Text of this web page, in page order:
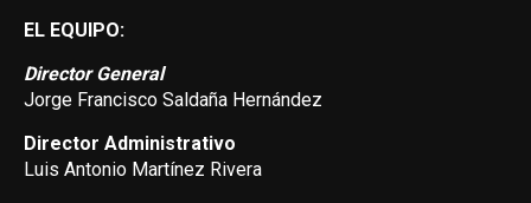
EL EQUIPO:
Director General
Jorge Francisco Saldaña Hernández
Director Administrativo
Luis Antonio Martínez Rivera